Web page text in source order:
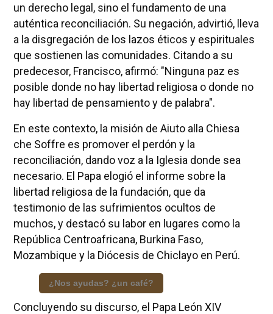
un derecho legal, sino el fundamento de una
auténtica reconciliación. Su negación, advirtió, lleva
a la disgregación de los lazos éticos y espirituales
que sostienen las comunidades. Citando a su
predecesor, Francisco, afirmó: "Ninguna paz es
posible donde no hay libertad religiosa o donde no
hay libertad de pensamiento y de palabra".
En este contexto, la misión de Aiuto alla Chiesa
che Soffre es promover el perdón y la
reconciliación, dando voz a la Iglesia donde sea
necesario. El Papa elogió el informe sobre la
libertad religiosa de la fundación, que da
testimonio de las sufrimientos ocultos de
muchos, y destacó su labor en lugares como la
República Centroafricana, Burkina Faso,
Mozambique y la Diócesis de Chiclayo en Perú.
¿Nos ayudas? ¿un café?
Concluyendo su discurso, el Papa León XIV